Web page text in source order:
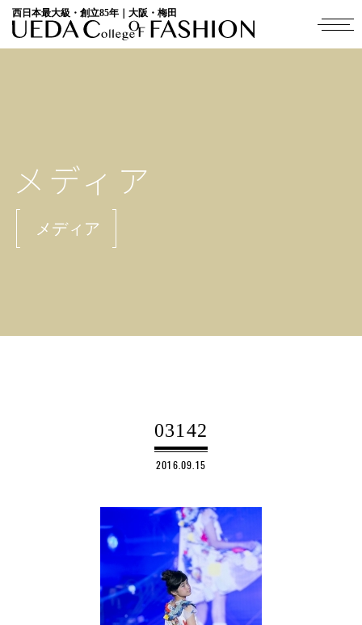
西日本最大級・創立85年｜大阪・梅田
メディア
メディア
03142
2016.09.15